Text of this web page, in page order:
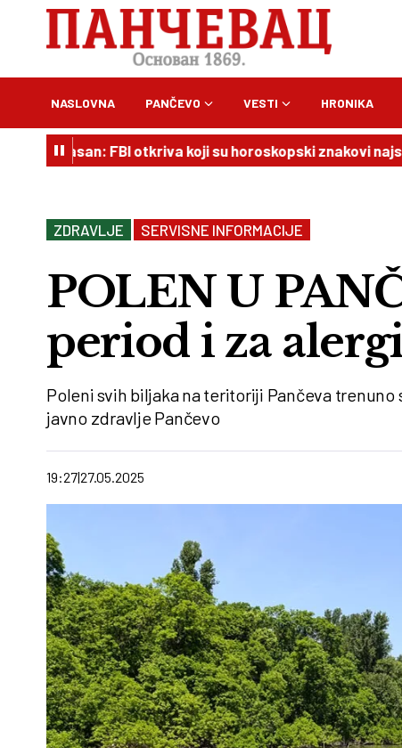
NASLOVNA PANČEVO VESTI HRONIKA
FBI otkriva koji su horoskopski znakovi najskloniji
ZDRAVLJE SERVISNE INFORMACIJE
POLEN U
period i za
Poleni svih biljaka na teritoriji Pančeva
javno zdravlje Pančevo
19:2727.05.2025